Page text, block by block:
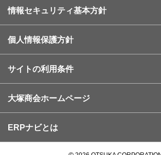
情報セキュリティ基本方針
個人情報保護方針
サイトの利用条件
大塚商会ホームページ
ERPナビとは